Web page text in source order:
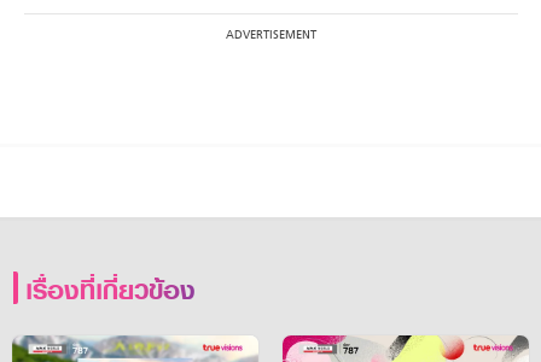
เรื่องที่เกี่ยวข้อง